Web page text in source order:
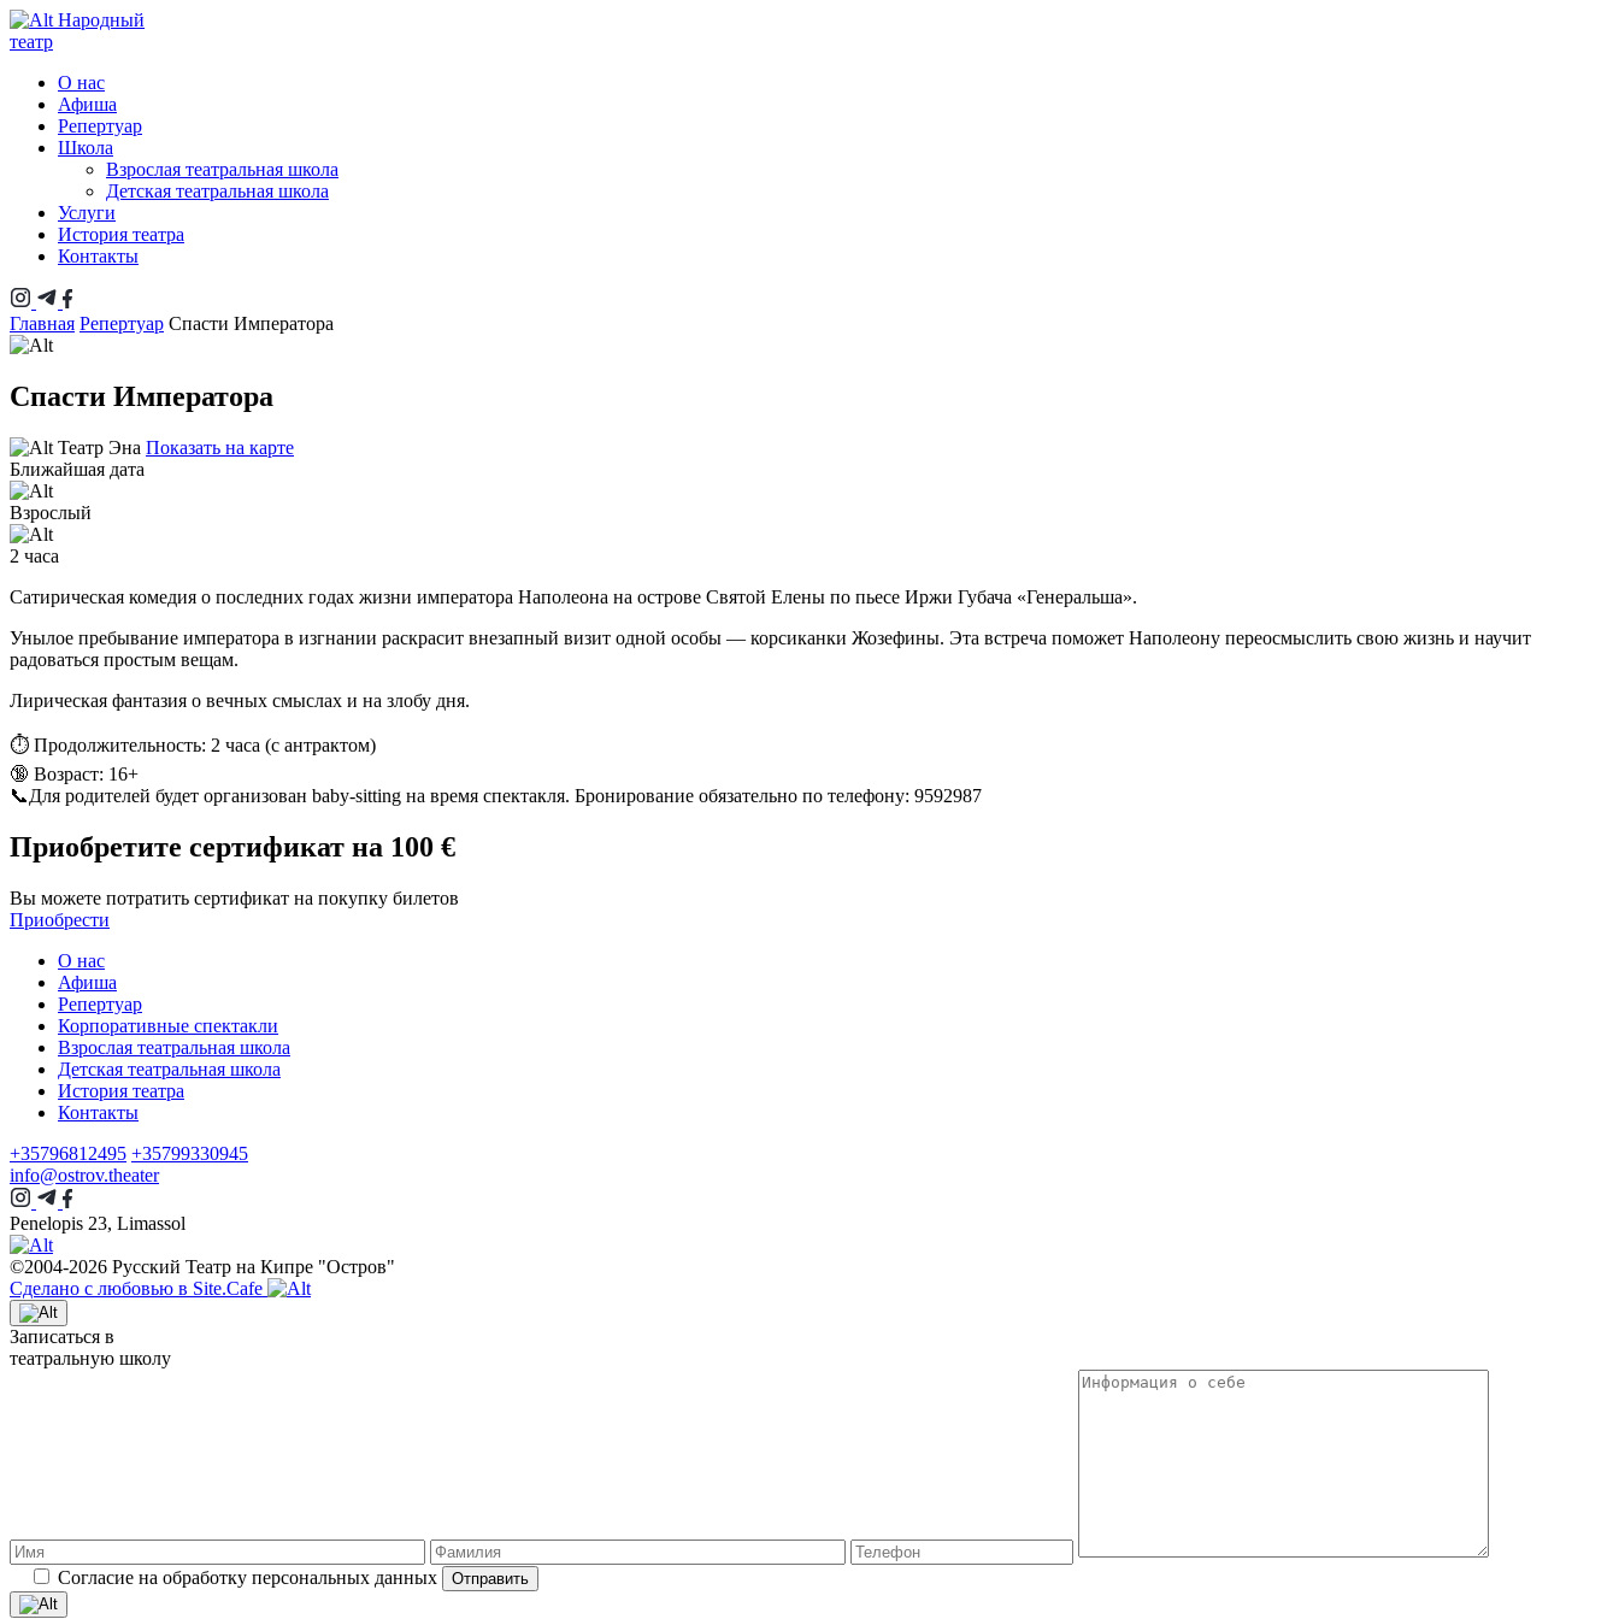
Народный
театр
О нас
Афиша
Репертуар
Школа
Взрослая театральная школа
Детская театральная школа
Услуги
История театра
Контакты
Главная Репертуар Спасти Императора
Спасти Императора
Театр Эна Показать на карте
Ближайшая дата
Взрослый
2 часа
Сатирическая комедия о последних годах жизни императора Наполеона на острове Святой Елены по пьесе Иржи Губача «Генеральша».
Унылое пребывание императора в изгнании раскрасит внезапный визит одной особы — корсиканки Жозефины. Эта встреча поможет Наполеону переосмыслить свою жизнь и научит
радоваться простым вещам.
Лирическая фантазия о вечных смыслах и на злобу дня.
⏱️ Продолжительность: 2 часа (с антрактом)
🔞 Возраст: 16+
📞Для родителей будет организован baby-sitting на время спектакля. Бронирование обязательно по телефону: 9592987
Приобретите сертификат на 100 €
Вы можете потратить сертификат на покупку билетов
Приобрести
О нас
Афиша
Репертуар
Корпоративные спектакли
Взрослая театральная школа
Детская театральная школа
История театра
Контакты
+35796812495 +35799330945
info@ostrov.theater
Penelopis 23, Limassol
©2004-2026 Русский Театр на Кипре "Остров"
Сделано с любовью в Site.Cafe
Записаться в
театральную школу
Согласие на обработку персональных данных